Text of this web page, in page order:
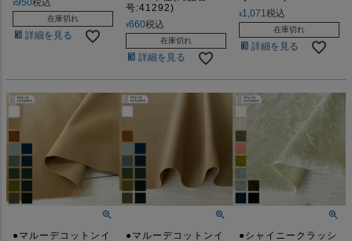
¥950税込
在庫切れ
詳細を見る
号:41292)
¥660税込
在庫切れ
詳細を見る
¥1,071税込
在庫切れ
詳細を見る
●マルーデコットンイ
●マルーデコットンイ
●シャイニークラッシ